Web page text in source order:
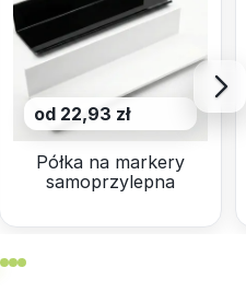
od 22,93 zł
Półka na markery
samoprzylepna